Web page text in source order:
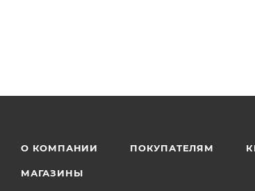
О КОМПАНИИ ПОКУПАТЕЛЯМ
МАГАЗИНЫ